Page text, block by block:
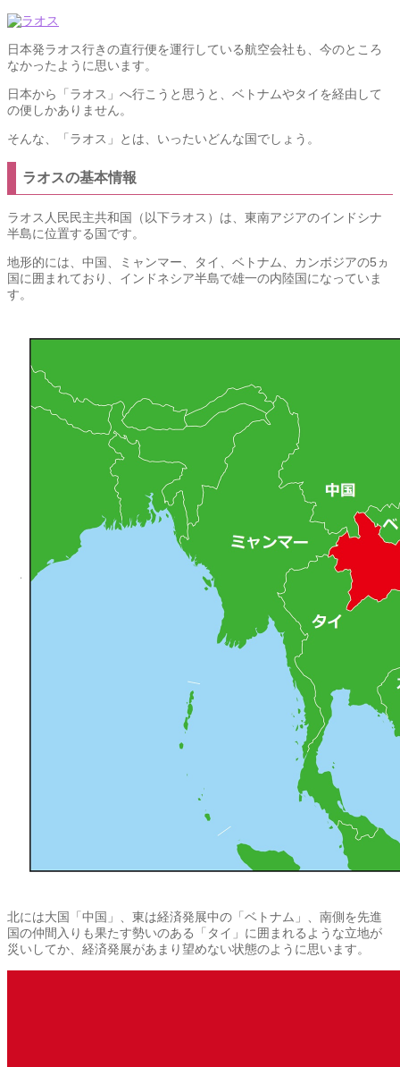
日本発ラオス行きの直行便を運行している航空会社も、今のところ
なかったように思います。
日本から「ラオス」へ行こうと思うと、ベトナムやタイを経由して
の便しかありません。
そんな、「ラオス」とは、いったいどんな国でしょう。
ラオスの基本情報
ラオス人民民主共和国（以下ラオス）は、東南アジアのインドシナ
半島に位置する国です。
地形的には、中国、ミャンマー、タイ、ベトナム、カンボジアの5ヵ
国に囲まれており、インドネシア半島で雄一の内陸国になっていま
す。
北には大国「中国」、東は経済発展中の「ベトナム」、南側を先進
国の仲間入りも果たす勢いのある「タイ」に囲まれるような立地が
災いしてか、経済発展があまり望めない状態のように思います。